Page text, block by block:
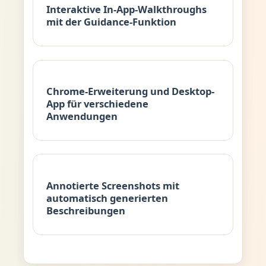
Interaktive In-App-Walkthroughs
mit der Guidance-Funktion
Chrome-Erweiterung und Desktop-
App für verschiedene
Anwendungen
Annotierte Screenshots mit
automatisch generierten
Beschreibungen